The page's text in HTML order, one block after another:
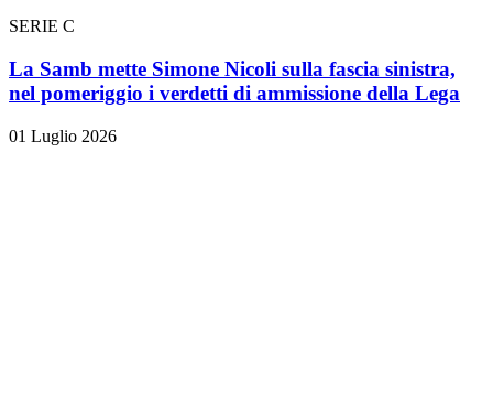
SERIE C
La Samb mette Simone Nicoli sulla fascia sinistra,
nel pomeriggio i verdetti di ammissione della Lega
01 Luglio 2026